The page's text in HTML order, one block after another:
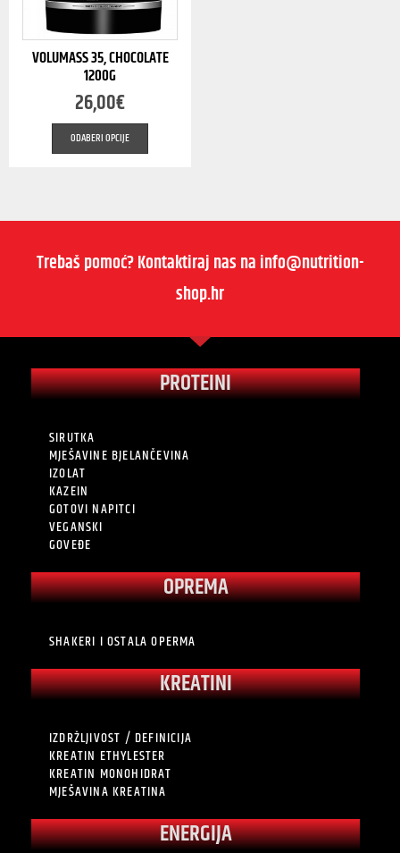
VOLUMASS 35, CHOCOLATE
1200G
26,00€
ODABERI OPCIJE
Trebaš pomoć? Kontaktiraj nas na info@nutrition-
shop.hr
PROTEINI
SIRUTKA
MJEŠAVINE BJELANČEVINA
IZOLAT
KAZEIN
GOTOVI NAPITCI
VEGANSKI
GOVEĐE
OPREMA
SHAKERI I OSTALA OPERMA
KREATINI
IZDRŽLJIVOST / DEFINICIJA
KREATIN ETHYLESTER
KREATIN MONOHIDRAT
MJEŠAVINA KREATINA
ENERGIJA